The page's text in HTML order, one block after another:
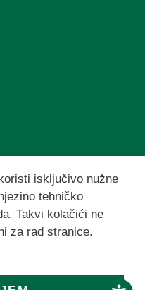
isključivo nužne
tehničko
Takvi kolačići ne
za rad stranice.